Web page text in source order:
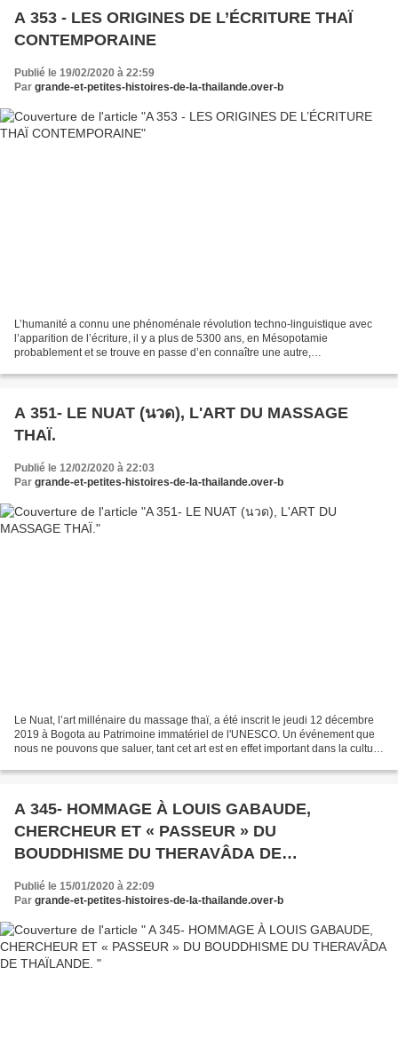
A 353 - LES ORIGINES DE L’ÉCRITURE THAÏ
CONTEMPORAINE
Publié le 19/02/2020 à 22:59
Par grande-et-petites-histoires-de-la-thailande.over-b
L’humanité a connu une phénoménale révolution techno-linguistique avec
l’apparition de l’écriture, il y a plus de 5300 ans, en Mésopotamie
probablement et se trouve en passe d’en connaître une autre,
A 351- LE NUAT (นวด), L'ART DU MASSAGE
THAÏ.
Publié le 12/02/2020 à 22:03
Par grande-et-petites-histoires-de-la-thailande.over-b
Le Nuat, l’art millénaire du massage thaï, a été inscrit le jeudi 12 décembre
2019 à Bogota au Patrimoine immatériel de l'UNESCO. Un événement que
nous ne pouvons que saluer, tant cet art est en effet important dans la culture
A 345- HOMMAGE À LOUIS GABAUDE,
CHERCHEUR ET « PASSEUR » DU
BOUDDHISME DU THERAVÂDA DE
Publié le 15/01/2020 à 22:09
Par grande-et-petites-histoires-de-la-thailande.over-b